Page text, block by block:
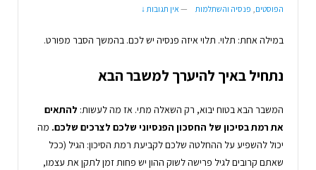
הפוסטים, פנסיה והשתלמות — אין תגובות ↓
במילה אחת: תלוי. תלוי איזה פנסיה יש לכם. בהמשך הסבר מפורט.
נתחיל באיך להיערך למשבר הבא
המשבר הבא בטוח יבוא, רק השאלה מתי. אז מה לעשות: להתאים
את רמת בסיכון של החסכון הפנסיוני שלכם לצרכים שלכם. מה
יכול להשפיע על ההחלטה שלכם לקביעת רמת הסיכון: הגיל (ככל
שאתם קרובים לגיל פרישה לשוק ההון יש פחות זמן לתקן את עצמו,